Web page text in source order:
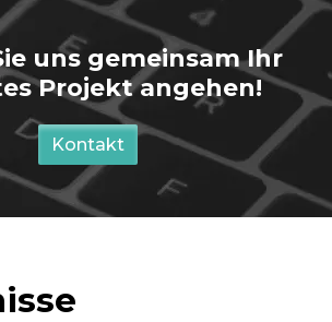
uns gemeinsam Ihr
Projekt angehen!
Kontakt